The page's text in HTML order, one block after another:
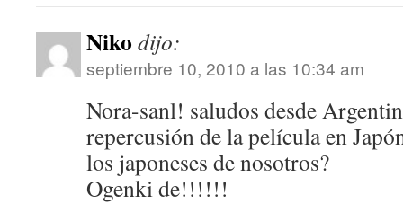
Niko dijo:
septiembre 10, 2010 a las 10:34 am
Nora-sanl! saludos desde
repercusión de la película en
los japoneses de nosotros?
Ogenki de!!!!!!